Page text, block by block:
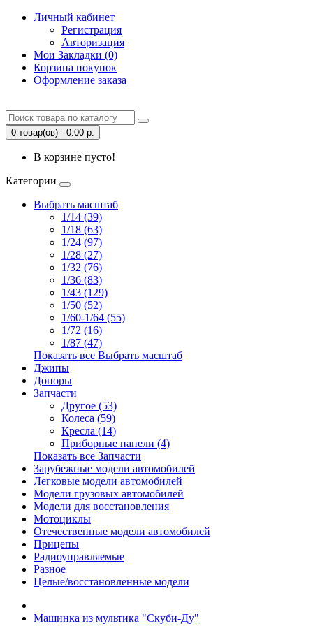
Личный кабинет
Регистрация
Авторизация
Мои Закладки (0)
Корзина покупок
Оформление заказа
0 товар(ов) - 0.00 р.
В корзине пусто!
Категории
Выбрать масштаб
1/14 (39)
1/18 (63)
1/24 (97)
1/28 (27)
1/32 (76)
1/36 (83)
1/43 (129)
1/50 (52)
1/60-1/64 (55)
1/72 (16)
1/87 (47)
Показать все Выбрать масштаб
Джипы
Доноры
Запчасти
Другое (53)
Колеса (59)
Кресла (14)
Приборные панели (4)
Показать все Запчасти
Зарубежные модели автомобилей
Легковые модели автомобилей
Модели грузовых автомобилей
Модели для восстановления
Мотоциклы
Отечественные модели автомобилей
Прицепы
Радиоуправляемые
Разное
Целые/восстановленные модели
Машинка из мультика "Скуби-Ду"